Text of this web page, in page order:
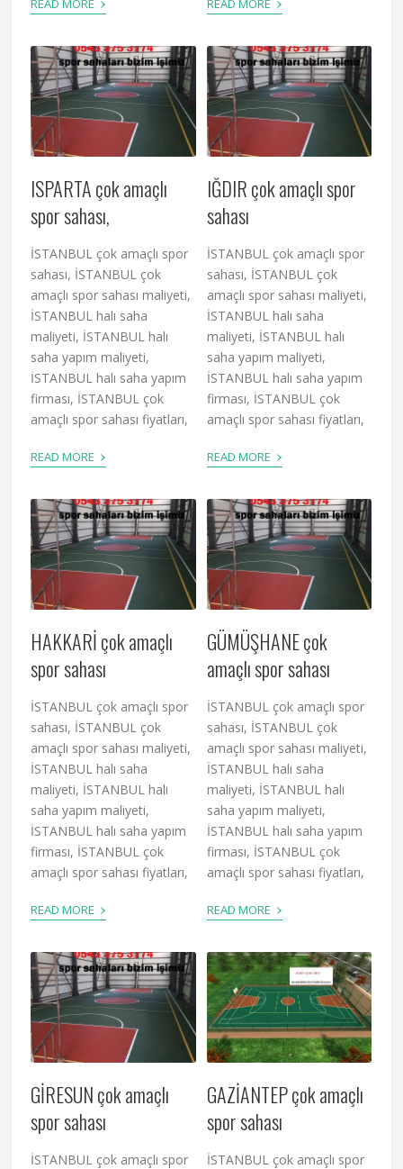
READ MORE READ MORE
ISPARTA çok amaçlı
spor sahası,
İSTANBUL çok amaçlı spor
sahası, İSTANBUL çok
amaçlı spor sahası maliyeti,
İSTANBUL halı saha
maliyeti, İSTANBUL halı
saha yapım maliyeti,
İSTANBUL halı saha yapım
firması, İSTANBUL çok
amaçlı spor sahası fiyatları,
READ MORE ›
IĞDIR çok amaçlı spor
sahası
İSTANBUL çok amaçlı spor
sahası, İSTANBUL çok
amaçlı spor sahası maliyeti,
İSTANBUL halı saha
maliyeti, İSTANBUL halı
saha yapım maliyeti,
İSTANBUL halı saha yapım
firması, İSTANBUL çok
amaçlı spor sahası fiyatları,
READ MORE ›
HAKKARİ çok amaçlı
spor sahası
İSTANBUL çok amaçlı spor
sahası, İSTANBUL çok
amaçlı spor sahası maliyeti,
İSTANBUL halı saha
maliyeti, İSTANBUL halı
saha yapım maliyeti,
İSTANBUL halı saha yapım
firması, İSTANBUL çok
amaçlı spor sahası fiyatları,
READ MORE ›
GÜMÜŞHANE çok
amaçlı spor sahası
İSTANBUL çok amaçlı spor
sahası, İSTANBUL çok
amaçlı spor sahası maliyeti,
İSTANBUL halı saha
maliyeti, İSTANBUL halı
saha yapım maliyeti,
İSTANBUL halı saha yapım
firması, İSTANBUL çok
amaçlı spor sahası fiyatları,
READ MORE ›
GİRESUN çok amaçlı
spor sahası
İSTANBUL çok amaçlı spor
GAZİANTEP çok amaçlı
spor sahası
İSTANBUL çok amaçlı spor